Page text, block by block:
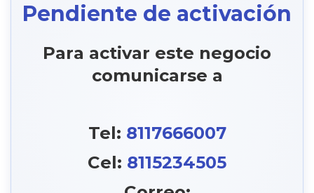
Pendiente de activación
Para activar este negocio
comunicarse a
Tel: 8117666007
Cel: 8115234505